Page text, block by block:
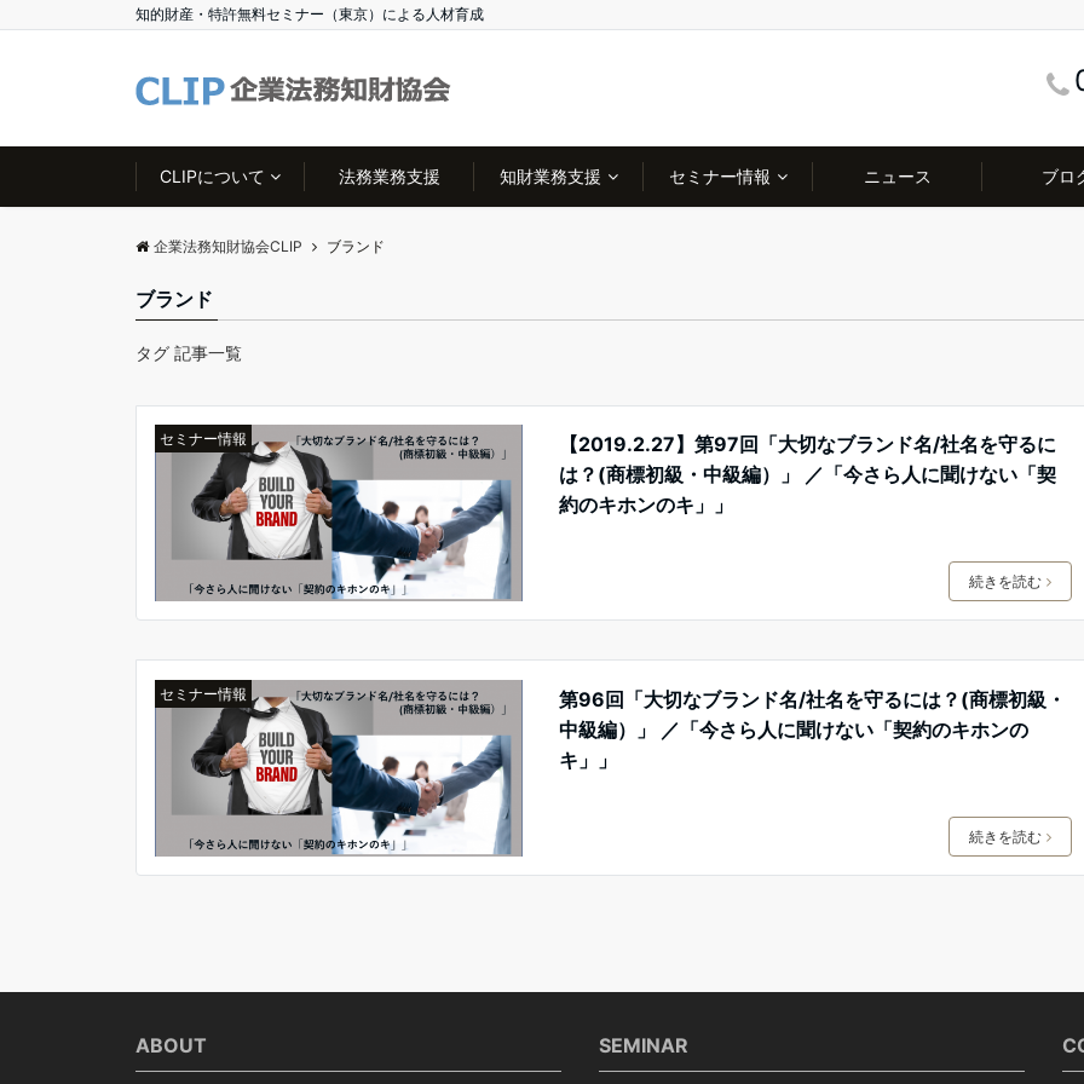
知的財産・特許無料セミナー（東京）による人材育成
CLIPについて 法務業務支援 知財業務支援 セミナー情報 ニュース ブロ
企業法務知財協会CLIP ブランド
ブランド
タグ 記事一覧
セミナー情報
【2019.2.27】第97回「大切なブランド名/社名を守るに
は？(商標初級・中級編）」 ／「今さら人に聞けない「契
約のキホンのキ」」
続きを読む
セミナー情報
第96回「大切なブランド名/社名を守るには？(商標初級・
中級編）」 ／「今さら人に聞けない「契約のキホンの
キ」」
続きを読む
ABOUT SEMINAR